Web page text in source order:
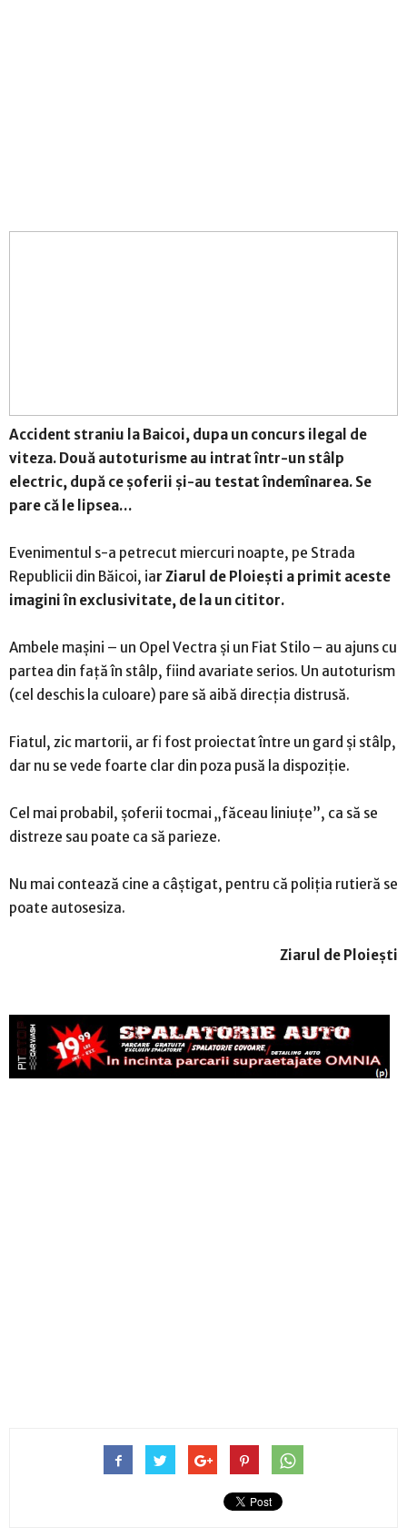
Accident straniu la Baicoi, dupa un concurs ilegal de
viteza. Două autoturisme au intrat într-un stâlp
electric, după ce șoferii și-au testat îndemînarea. Se
pare că le lipsea…
Evenimentul s-a petrecut miercuri noapte, pe Strada
Republicii din Băicoi, iar Ziarul de Ploiești a primit aceste
imagini în exclusivitate, de la un cititor.
Ambele mașini – un Opel Vectra și un Fiat Stilo – au ajuns cu
partea din față în stâlp, fiind avariate serios. Un autoturism
(cel deschis la culoare) pare să aibă direcția distrusă.
Fiatul, zic martorii, ar fi fost proiectat între un gard și stâlp,
dar nu se vede foarte clar din poza pusă la dispoziție.
Cel mai probabil, șoferii tocmai „făceau liniuțe”, ca să se
distreze sau poate ca să parieze.
Nu mai contează cine a câștigat, pentru că poliția rutieră se
poate autosesiza.
Ziarul de Ploiești